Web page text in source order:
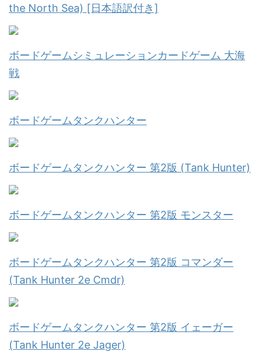
the North Sea) [日本語訳付き]
ボードゲームシミュレーションカードゲーム 大海
戦
ボードゲームタンクハンター
ボードゲームタンクハンター 第2版 (Tank Hunter)
ボードゲームタンクハンター 第2版 モンスター
ボードゲームタンクハンター 第2版 コマンダー
(Tank Hunter 2e Cmdr)
ボードゲームタンクハンター 第2版 イェーガー
(Tank Hunter 2e Jager)